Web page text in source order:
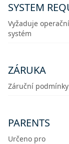
SYSTEM
Vyžaduje operační
systém
ZÁRUKA
Záruční podmínky
PARENTS
Určeno pro